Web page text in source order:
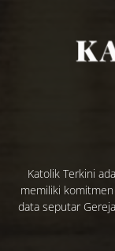
Katolik Terkini
memiliki
data seputar